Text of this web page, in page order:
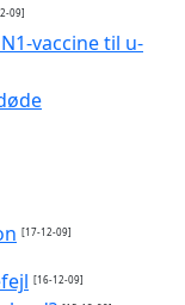
09]
vaccine til u-
[17-12-09]
[16-12-09]